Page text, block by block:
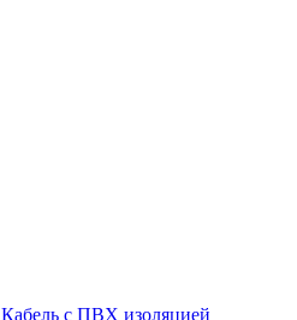
Кабель с ПВХ изоляцией